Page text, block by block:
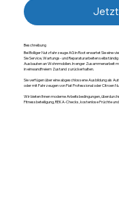
Jetzt
Beschreibung
Bei Bolliger Nutzfahrzeuge AG in Root erwartet Sie eine
Sie Service, Wartungs- und Reparaturarbeiten
Ausbauten an Wohnmobilen. In enger Zusammenarbeit
in einwandfreiem Zustand zurückerhalten.
Sie verfügen über eine abgeschlossene Ausbildung als
oder mit Fahrzeugen von Fiat Professional oder Citroen
Wir bieten Ihnen moderne Arbeitsbedingungen,
Fitnessbeteiligung, REKA-Checks, kostenlose Früchte